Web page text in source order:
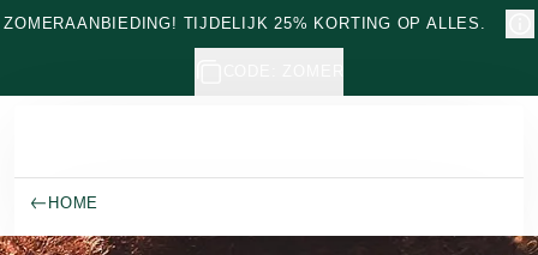
Naar hoofdinhoud gaan
ZOMERAANBIEDING! TIJDELIJK 25% KORTING OP ALLES.
HOME